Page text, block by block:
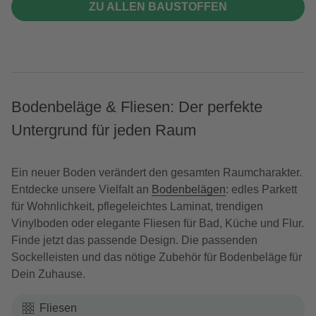
ZU ALLEN BAUSTOFFEN
Bodenbeläge & Fliesen: Der perfekte
Untergrund für jeden Raum
Ein neuer Boden verändert den gesamten Raumcharakter.
Entdecke unsere Vielfalt an Bodenbelägen: edles Parkett
für Wohnlichkeit, pflegeleichtes Laminat, trendigen
Vinylboden oder elegante Fliesen für Bad, Küche und Flur.
Finde jetzt das passende Design. Die passenden
Sockelleisten und das nötige Zubehör für Bodenbeläge für
Dein Zuhause.
Fliesen